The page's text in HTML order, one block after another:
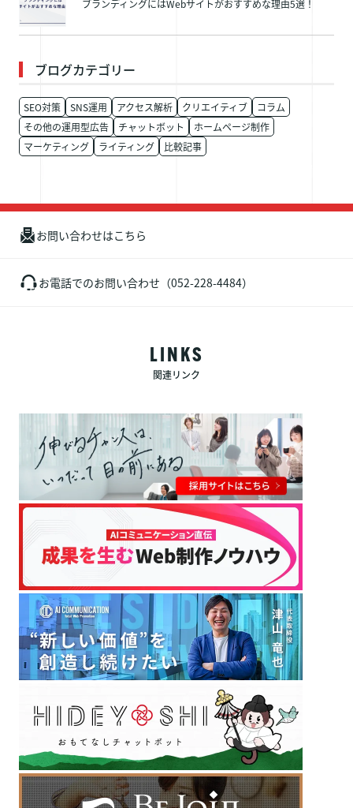
ブランディングにはWebサイトがおすすめな理由5選！
ブログカテゴリー
SEO対策 SNS運用 アクセス解析 クリエイティブ
コラム
その他の運用型広告
チャットボット
ホームページ制作
マーケティング
ライティング 比較記事
お問い合わせはこちら
お電話でのお問い合わせ（052-228-4484）
LINKS
関連リンク